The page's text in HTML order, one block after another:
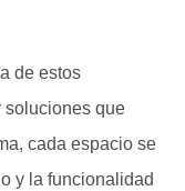
de estos
soluciones que
cada espacio se
y la funcionalidad